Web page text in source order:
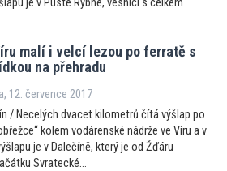
je v Pusté Rybné, vesnici s celkem
malí i velcí lezou po ferratě s
na přehradu
12. července 2017
/ Necelých dvacet kilometrů čítá výšlap po
kolem vodárenské nádrže ve Víru a v
je v Dalečíně, který je od Žďáru
Svratecké...